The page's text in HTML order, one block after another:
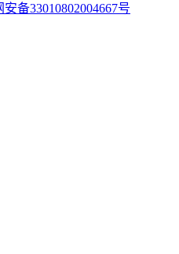
安备33010802004667号